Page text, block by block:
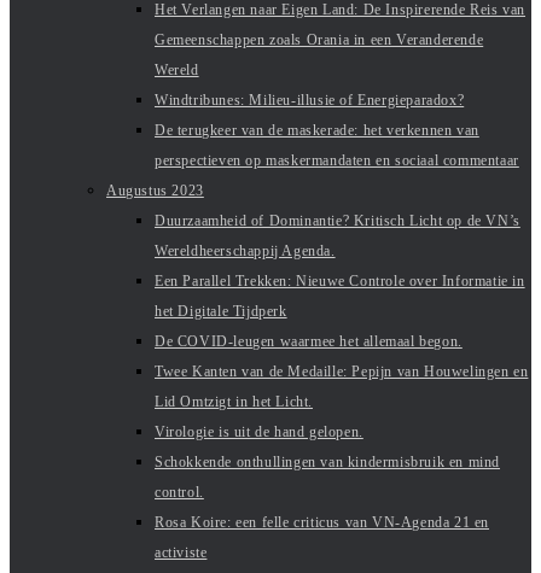
Het Verlangen naar Eigen Land: De Inspirerende Reis van
Gemeenschappen zoals Orania in een Veranderende
Wereld
Windtribunes: Milieu-illusie of Energieparadox?
De terugkeer van de maskerade: het verkennen van
perspectieven op maskermandaten en sociaal commentaar
Augustus 2023
Duurzaamheid of Dominantie? Kritisch Licht op de VN’s
Wereldheerschappij Agenda.
Een Parallel Trekken: Nieuwe Controle over Informatie in
het Digitale Tijdperk
De COVID-leugen waarmee het allemaal begon.
Twee Kanten van de Medaille: Pepijn van Houwelingen en
Lid Omtzigt in het Licht.
Virologie is uit de hand gelopen.
Schokkende onthullingen van kindermisbruik en mind
control.
Rosa Koire: een felle criticus van VN-Agenda 21 en
activiste